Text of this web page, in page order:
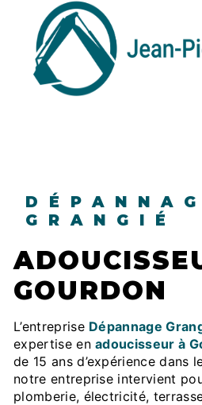
GRANGIÉ
ADOUCISSEUR À
GOURDON
L’entreprise Dépannage
expertise enadoucisseur à
de 15 ans d’expérience dans
notre entreprise intervient
plomberie, électricité,